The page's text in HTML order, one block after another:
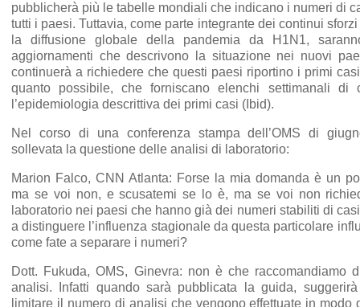
pubblicherà più le tabelle mondiali che indicano i numeri di
tutti i paesi. Tuttavia, come parte integrante dei continui
la diffusione globale della pandemia da H1N1,
aggiornamenti che descrivono la situazione nei nuovi
continuerà a richiedere che questi paesi riportino i primi
quanto possibile, che forniscano elenchi settimanali di
l’epidemiologia descrittiva dei primi casi (Ibid).
Nel corso di una conferenza stampa dell’OMS di
sollevata la questione delle analisi di laboratorio:
Marion Falco, CNN Atlanta: Forse la mia domanda è un
ma se voi non, e scusatemi se lo è, ma se voi non
laboratorio nei paesi che hanno già dei numeri stabiliti di
a distinguere l’influenza stagionale da questa particolare
come fate a separare i numeri?
Dott. Fukuda, OMS, Ginevra: non è che raccomandiamo
analisi. Infatti quando sarà pubblicata la guida,
limitare il numero di analisi che vengono effettuate in modo